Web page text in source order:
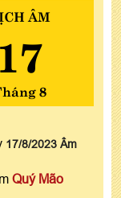
ÂM
17
8
17/8/2023 Âm
Quý Mão